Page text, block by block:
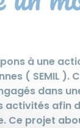
à une
( SEMIL ).
dans
activités afin
Ce projet